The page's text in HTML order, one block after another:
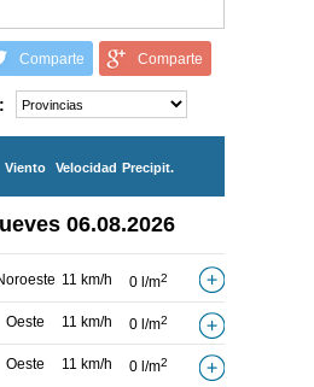
Comparte Comparte
Viento Velocidad Precipit.
06.08.2026
11 km/h 0 l/m2
Oeste 11 km/h 0 l/m2
Oeste 11 km/h 0 l/m2